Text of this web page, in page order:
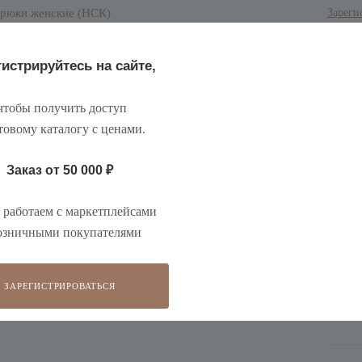
на сайте,
получить доступ
каталогу с ценами.
Заказ от 50 000 ₽
работаем с маркетплейсами
покупателями
ЗАРЕГИСТРИРОВАТЬСЯ